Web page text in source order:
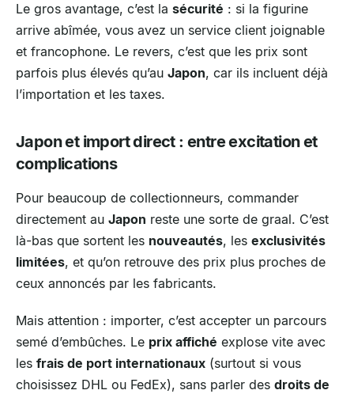
Le gros avantage, c’est la sécurité : si la figurine
arrive abîmée, vous avez un service client joignable
et francophone. Le revers, c’est que les prix sont
parfois plus élevés qu’au Japon, car ils incluent déjà
l’importation et les taxes.
Japon et import direct : entre excitation et
complications
Pour beaucoup de collectionneurs, commander
directement au Japon reste une sorte de graal. C’est
là-bas que sortent les nouveautés, les exclusivités
limitées, et qu’on retrouve des prix plus proches de
ceux annoncés par les fabricants.
Mais attention : importer, c’est accepter un parcours
semé d’embûches. Le prix affiché explose vite avec
les frais de port internationaux (surtout si vous
choisissez DHL ou FedEx), sans parler des droits de